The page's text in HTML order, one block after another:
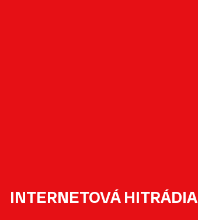
INTERNETOVÁ HITRÁDIA